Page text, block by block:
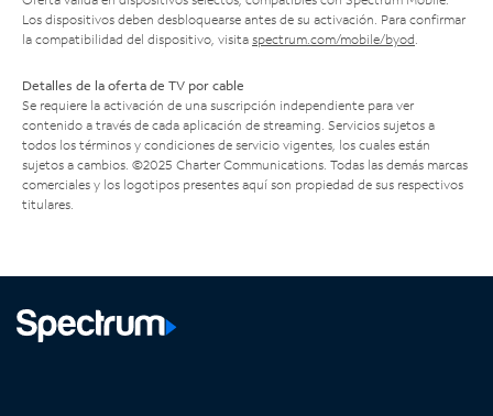
Los dispositivos deben desbloquearse antes de su activación. Para confirmar
la compatibilidad del dispositivo, visita spectrum.com/mobile/byod
Detalles de la oferta de TV por cable
Se requiere la activación de una suscripción independiente para ver
contenido a través de cada aplicación de streaming. Servicios sujetos a
todos los términos y condiciones de servicio vigentes, los cuales están
sujetos a cambios. ©2025 Charter Communications. Todas las demás marcas
comerciales y los logotipos presentes aquí son propiedad de sus respectivos
titulares.